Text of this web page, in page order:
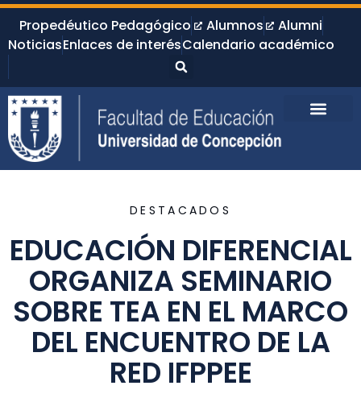
Propedéutico Pedagógico Alumnos
Alumni
NoticiasEnlaces de interésCalendario académico
DESTACADOS
EDUCACIÓN DIFERENCIAL
ORGANIZA SEMINARIO
SOBRE TEA EN EL MARCO
DEL ENCUENTRO DE LA
RED IFPPEE